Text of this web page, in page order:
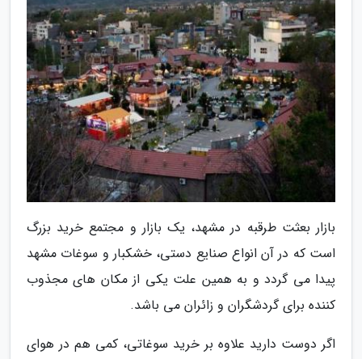
بازار بعثت طرقبه در مشهد، یک بازار و مجتمع خرید بزرگ
است که در آن انواع صنایع دستی، خشکبار و سوغات مشهد
پیدا می گردد و به همین علت یکی از مکان های مجذوب
کننده برای گردشگران و زائران می باشد.
اگر دوست دارید علاوه بر خرید سوغاتی، کمی هم در هوای